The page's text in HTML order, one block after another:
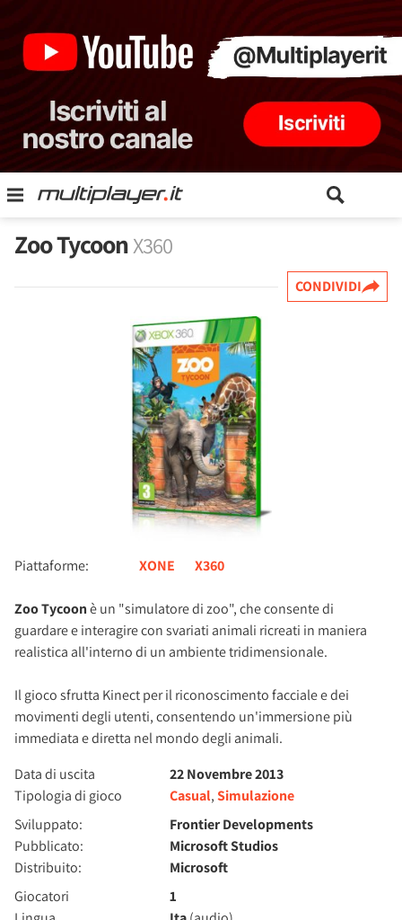
Zoo TycoonX360
CONDIVIDI
Piattaforme: XONE X360
Zoo Tycoonè un "simulatore di zoo", che consente di
guardare e interagire con svariati animali ricreati in maniera
realistica all'interno di un ambiente tridimensionale.
Il gioco sfrutta Kinect per il riconoscimento facciale e dei
movimenti degli utenti, consentendo un'immersione più
immediata e diretta nel mondo degli animali.
Data di uscita
22 Novembre 2013
Tipologia di gioco
Casual,Simulazione
Sviluppato:
Frontier Developments
Pubblicato:
Microsoft Studios
Distribuito:
Microsoft
Giocatori
1